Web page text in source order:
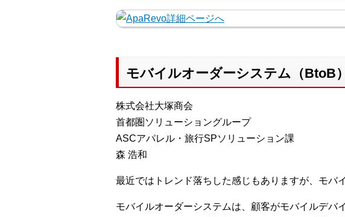
モバイルオーダーシステム（BtoB
株式会社大塚商会
首都圏ソリューショングループ
ASCアパレル・旅行SPソリューション課
森 浩和
最近ではトレンド落ちした感じもありますが、モバ
モバイルオーダーシステムは、顧客がモバイルデ